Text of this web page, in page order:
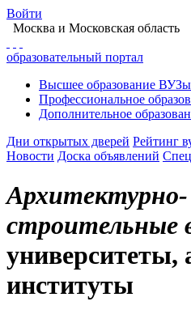
Войти
Москва и Московская область
образовательный портал
Высшее образование ВУЗы
Профессиональное
Дополнительное
Дни открытых дверей Рейтинг
Новости Доска объявлений
Архитектурно-
строительные
университеты,
институты